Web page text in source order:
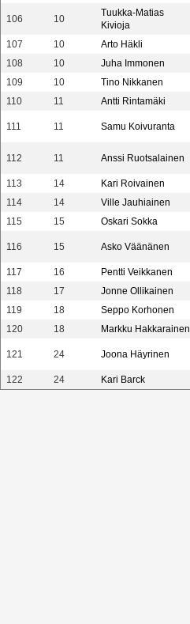
106 10
Tuukka-Matias
Kivioja
107 10 Arto Häkli
108
10 Juha Immonen
109
10 Tino Nikkanen
110
11 Antti Rintamäki
111 11 Samu Koivuranta
112 11 Anssi Ruotsalainen
113
14 Kari Roivainen
114
14 Ville Jauhiainen
115
15 Oskari Sokka
116 15 Asko Väänänen
117 16 Pentti Veikkanen
118
17 Jonne Ollikainen
119
18 Seppo Korhonen
120
18 Markku Hakkarainen
121 24 Joona Häyrinen
122 24 Kari Barck